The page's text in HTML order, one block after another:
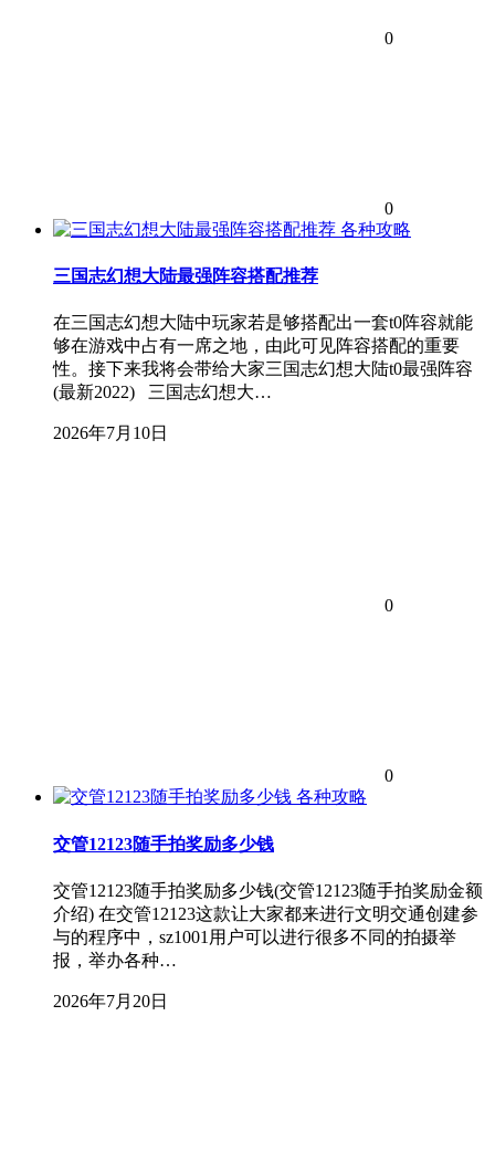
0
0
各种攻略
三国志幻想大陆最强阵容搭配推荐
在三国志幻想大陆中玩家若是够搭配出一套t0阵容就能
够在游戏中占有一席之地，由此可见阵容搭配的重要
性。接下来我将会带给大家三国志幻想大陆t0最强阵容
(最新2022) 三国志幻想大…
2026年7月10日
0
0
各种攻略
交管12123随手拍奖励多少钱
交管12123随手拍奖励多少钱(交管12123随手拍奖励金额
介绍) 在交管12123这款让大家都来进行文明交通创建参
与的程序中，sz1001用户可以进行很多不同的拍摄举
报，举办各种…
2026年7月20日